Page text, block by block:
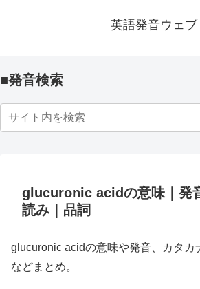
英語発音ウェブ
■発音検索
glucuronic acidの意味｜発
読み｜品詞
glucuronic acidの意味や発音、カタカ
などまとめ。